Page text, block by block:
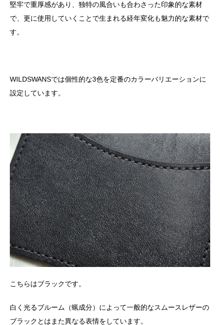
堅牢で重厚感があり、独特の風合いも合わさった印象的な素材
で、更に使用していくことで生まれる経年変化も魅力的な素材で
す。
WILDSWANSでは個性的な3色を定番のカラーバリエーションに
設定しています。
こちらはブラックです。
白く光るブルーム（蝋成分）によって一般的なスムースレザーの
ブラックとはまた異なる表情をしています。